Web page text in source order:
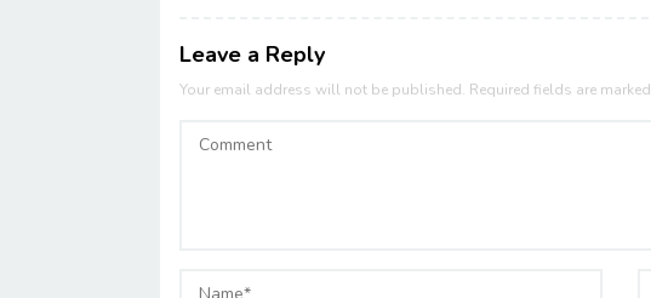
Leave a Reply
Your email address will not be published. Required fields are marked